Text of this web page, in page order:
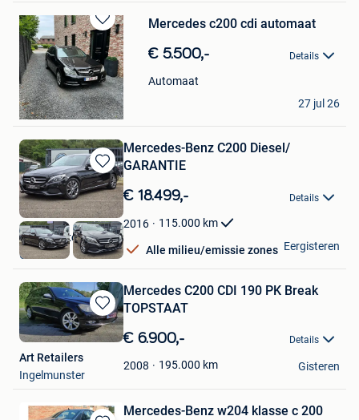
Bewaren
in
Mijn
Favorieten
Mercedes c200 cdi automaat
€ 5.500,- Details
Automaat
kara
Beverlo
27 jul 26
Bewaren
in
Mijn
Favorieten
Mercedes-Benz C200 Diesel/
GARANTIE
€ 18.499,- Details
2016 115.000 km
Alle milieu/emissie zones
genkerautocenter
Genk
Eergisteren
Bewaren
in
Mijn
Favorieten
Mercedes C200 CDI 190 PK Break
TOPSTAAT
€ 6.900,- Details
2008 195.000 km
Art Retailers
Ingelmunster
Gisteren
Mercedes-Benz w204 klasse c 200